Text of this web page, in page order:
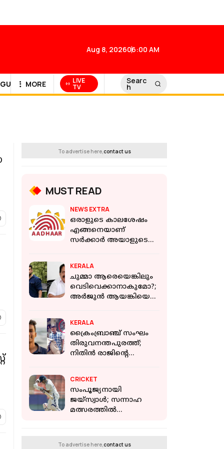
Aug 8, 202606:00 AM
GULF NEWS
MORE LIVE
TV
Searc
h
To advertise here,contact us
MUST READ
NEWS EXTRA
ഒരാളുടെ കാലശേഷം
എങ്ങനെയാണ്
സർക്കാർ അയാളുടെ
കുടുംബാംഗങ്ങൾ
എന്തൊക്കെ
ശ്രദ്ധിക്കണം
KERALA
ചുമ്മാ ആരെയെങ്കിലും
വെടിവെക്കാനാകുമോ?;
അർജുൻ ആയങ്കിയെ
നൽകിയിട്ടില്ലെന്ന് രമേശ്
ചെന്നിത്തല
KERALA
ക്രൈംബ്രാഞ്ച് സംഘം
തിരുവനന്തപുരത്ത്;
നിതിന്‍ രാജിന്റെ
CRICKET
സംപൂജ്യനായി
ജയ്‌സ്വാൾ; സന്നാഹ
മത്സരത്തില്‍
To advertise here,contact us